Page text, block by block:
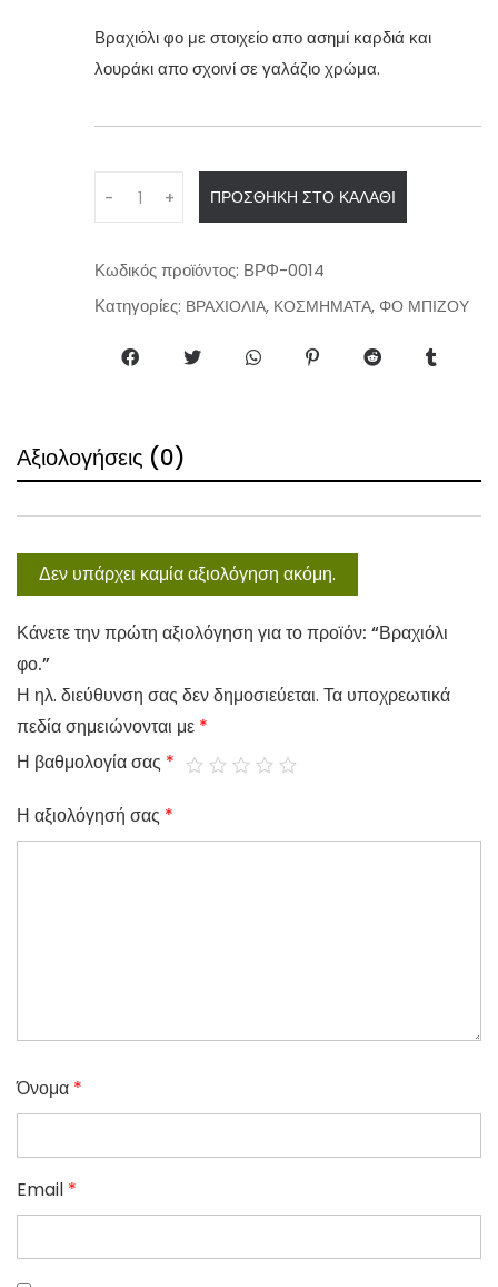
Βραχιόλι φο με στοιχείο απο ασημί καρδιά και
λουράκι απο σχοινί σε γαλάζιο χρώμα.
n
i
- + ΠΡΟΣΘΉΚΗ ΣΤΟ ΚΑΛΆΘΙ
Κωδικός προϊόντος: ΒΡΦ-0014
Κατηγορίες: ΒΡΑΧΙΟΛΙΑ, ΚΟΣΜΗΜΑΤΑ, ΦΟ ΜΠΙΖΟΥ
Αξιολογήσεις (0)
Δεν υπάρχει καμία αξιολόγηση ακόμη.
Κάνετε την πρώτη αξιολόγηση για το προϊόν: “Βραχιόλι
φο.”
Η ηλ. διεύθυνση σας δεν δημοσιεύεται. Τα υποχρεωτικά
πεδία σημειώνονται με *
Η βαθμολογία σας *
Η αξιολόγησή σας *
Όνομα *
Email *